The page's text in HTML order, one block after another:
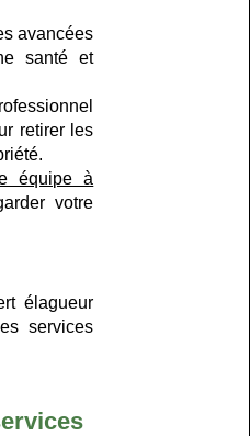
avancées
santé et
retirer les
équipe à
votre
élagueur
services